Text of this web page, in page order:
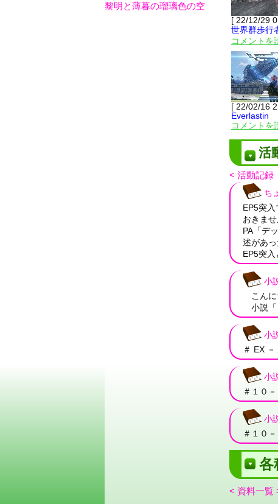
黎明と薄暮の瑠璃色の空
[ 22/12/29
世界群歩行
コメントを
[ 22/02/16
Everlastin
コメントを
活
< 活動記録
ち
EP5突
おきま
PA「デ
述があ
EP5突入
小
こんに
小説「
小
＃ EX －
小
＃１０
小
＃１０
各
< 資料一覧